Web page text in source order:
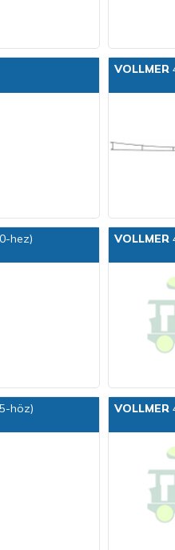
VOLLMER
hez) VOLLMER
höz) VOLLMER